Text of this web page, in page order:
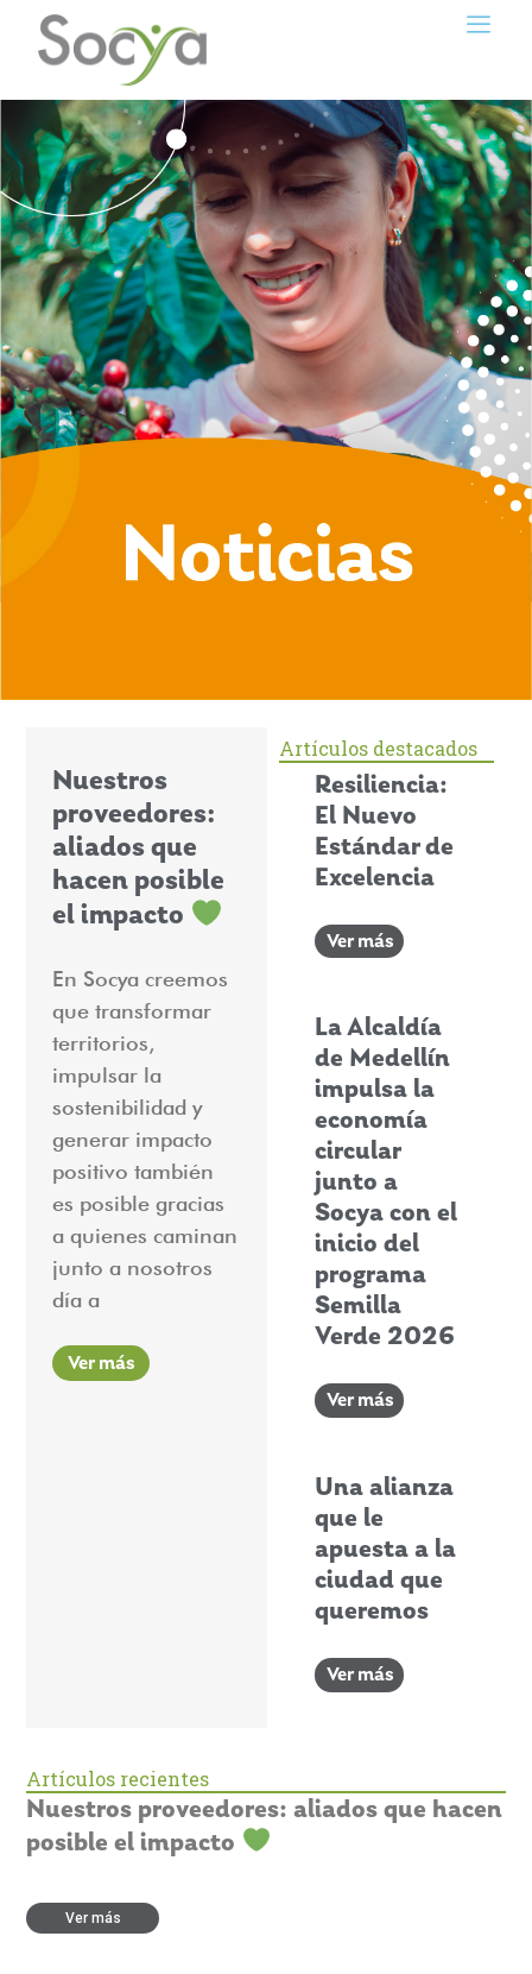
Nuestros
proveedores:
aliados que
hacen posible
el impacto
En Socya creemos
que transformar
territorios,
impulsar la
sostenibilidad y
generar impacto
positivo también
es posible gracias
a quienes caminan
junto a nosotros
día a
Ver más
Artículos destacados
Resiliencia:
El Nuevo
Estándar de
Excelencia
Ver más
La Alcaldía
de Medellín
impulsa la
economía
circular
junto a
Socya con el
inicio del
programa
Semilla
Verde 2026
Ver más
Una alianza
que le
apuesta a la
ciudad que
queremos
Ver más
Artículos recientes
Nuestros proveedores: aliados que hacen
posible el impacto
Ver más